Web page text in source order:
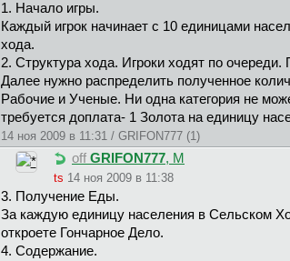
1. Начало игры.
Каждый игрок начинает с 10 единицами
хода.
2. Структура хода. Игроки ходят по
Далее нужно распределить полученное
Рабочие и Ученые. Ни одна категория не
требуется доплата- 1 Золота на единицу
14 ноя 2009 в 11:31 / GRIFON777 (1)
off GRIFON777, М
ts 14 ноя 2009 в 11:38
3. Получение Еды.
За каждую единицу населения в Сельском
откроете Гончарное Дело.
4. Содержание.